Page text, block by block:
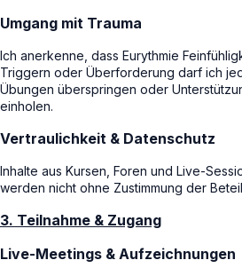
Umgang mit Trauma
Ich anerkenne, dass Eurythmie
Triggern oder Überforderung darf ich
Übungen überspringen oder
einholen.
Vertraulichkeit & Datenschutz
Inhalte aus Kursen, Foren und Live-
werden nicht ohne Zustimmung der
3. Teilnahme & Zugang
Live-Meetings & Aufzeichnungen